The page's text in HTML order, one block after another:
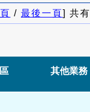
/ 最後一頁] 共有
其他業務